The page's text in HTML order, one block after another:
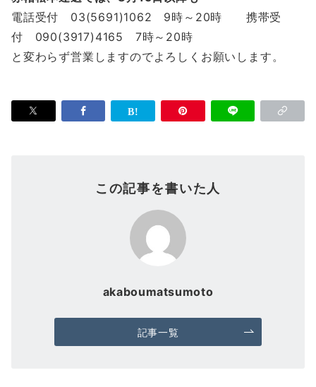
電話受付 03(5691)1062 9時～20時 携帯受
付 090(3917)4165 7時～20時
と変わらず営業しますのでよろしくお願いします。
この記事を書いた人
akaboumatsumoto
記事一覧